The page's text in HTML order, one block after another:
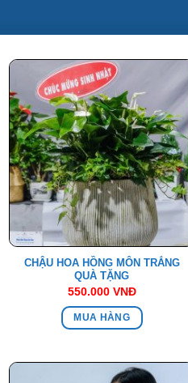
CHẬU HOA HỒNG MÔN TRẮNG
QUÀ TẶNG
550.000 VNĐ
MUA HÀNG